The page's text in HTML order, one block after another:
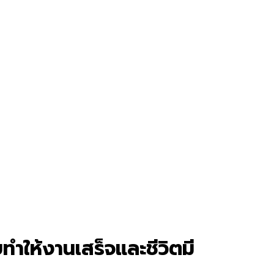
ให้งานเสร็จและชีวิตมี